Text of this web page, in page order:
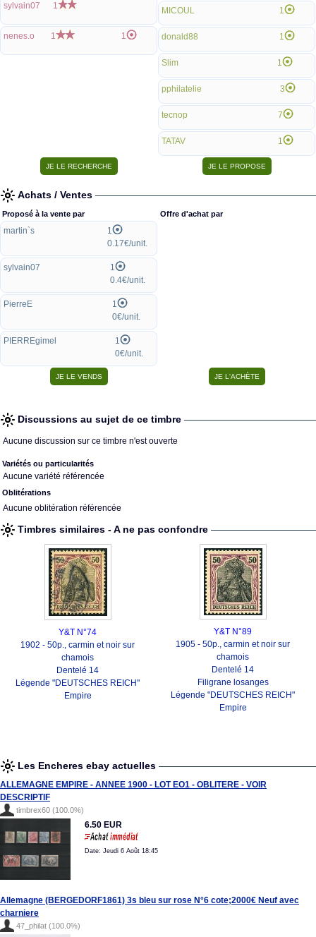
sylvain07 1
nenes.o 1 1
MICOUL 1
donald88 1
Slim 1
pphilatelie 3
tecnop 7
TATAV 1
Achats / Ventes
Proposé à la vente par
martin`s
1
0.17€/unit.
sylvain07
1
0.4€/unit.
PierreE
1
0€/unit.
PIERREgimel
1
0€/unit.
Offre d'achat par
Discussions au sujet de ce timbre
Aucune discussion sur ce timbre n'est ouverte
Variétés ou particularités
Aucune variété référencée
Oblitérations
Aucune oblitération référencée
Timbres similaires - A ne pas confondre
Y&T N°74
1902 - 50p., carmin et noir sur
chamois
Dentelé 14
Légende "DEUTSCHES REICH"
Empire
Y&T N°89
1905 - 50p., carmin et noir sur
chamois
Dentelé 14
Filigrane losanges
Légende "DEUTSCHES REICH"
Empire
Les Encheres ebay actuelles
ALLEMAGNE EMPIRE - ANNEE 1900 - LOT EO1 - OBLITERE - VOIR
DESCRIPTIF
timbrex60 (100.0%)
6.50 EUR
Date: Jeudi 6 Août 18:45
Allemagne (BERGEDORF1861) 3s bleu sur rose N°6 cote;2000€ Neuf avec
charniere
47_philat (100.0%)